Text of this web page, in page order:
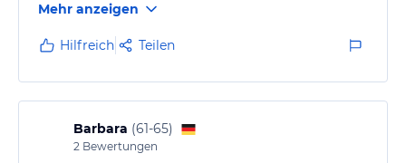
Mehr anzeigen
Hilfreich Teilen
Barbara (61-65)
2 Bewertungen